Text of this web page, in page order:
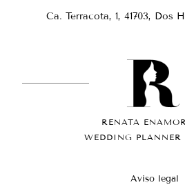
Ca. Terracota, 1, 41703, Dos
RENATA
WEDDING PLANNER
Aviso legal